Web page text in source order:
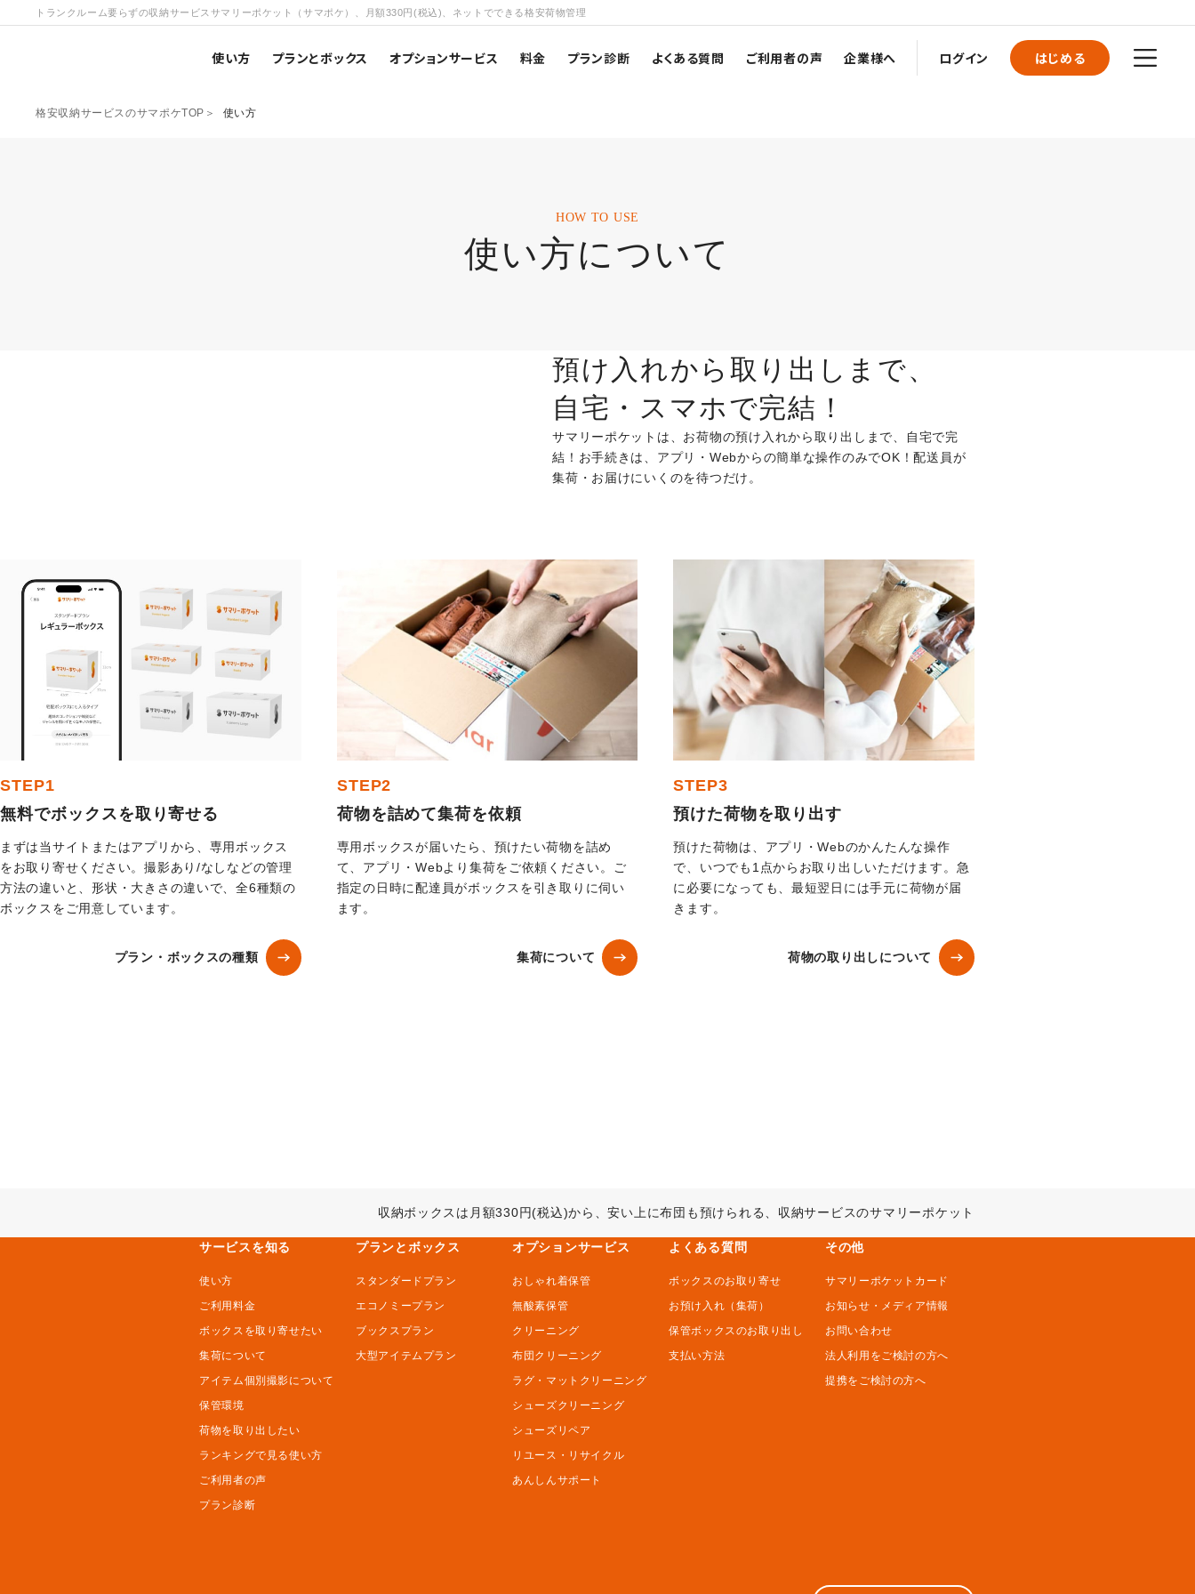
トランクルーム要らずの収納サービスサマリーポケット（サマポケ）、月額330円(税込)、ネットでできる格安荷物管理
使い方 プランとボックス オプションサービス 料金 プラン診断 よくある質問 ご利用者の声 企業様へ ログイン はじめる
格安収納サービスのサマポケTOP 使い方
HOW TO USE
使い方について
預け入れから取り出しまで、
自宅・スマホで完結！
サマリーポケットは、お荷物の預け入れから取り出しまで、自宅で完
結！お手続きは、アプリ・Webからの簡単な操作のみでOK！配送員が
集荷・お届けにいくのを待つだけ。
STEP1
無料でボックスを取り寄せる
まずは当サイトまたはアプリから、専用ボックス
をお取り寄せください。撮影あり/なしなどの管理
方法の違いと、形状・大きさの違いで、全6種類の
ボックスをご用意しています。
プラン・ボックスの種類
STEP2
荷物を詰めて集荷を依頼
専用ボックスが届いたら、預けたい荷物を詰め
て、アプリ・Webより集荷をご依頼ください。ご
指定の日時に配達員がボックスを引き取りに伺い
ます。
集荷について
STEP3
預けた荷物を取り出す
預けた荷物は、アプリ・Webのかんたんな操作
で、いつでも1点からお取り出しいただけます。急
に必要になっても、最短翌日には手元に荷物が届
きます。
荷物の取り出しについて
収納ボックスは月額330円(税込)から、安い上に布団も預けられる、収納サービスのサマリーポケット
サービスを知る
使い方
ご利用料金
ボックスを取り寄せたい
集荷について
アイテム個別撮影について
保管環境
荷物を取り出したい
ランキングで見る使い方
ご利用者の声
プラン診断
プランとボックス
スタンダードプラン
エコノミープラン
ブックスプラン
大型アイテムプラン
オプションサービス
おしゃれ着保管
無酸素保管
クリーニング
布団クリーニング
ラグ・マットクリーニング
シューズクリーニング
シューズリペア
リユース・リサイクル
あんしんサポート
よくある質問
ボックスのお取り寄せ
お預け入れ（集荷）
保管ボックスのお取り出し
支払い方法
その他
サマリーポケットカード
お知らせ・メディア情報
お問い合わせ
法人利用をご検討の方へ
提携をご検討の方へ